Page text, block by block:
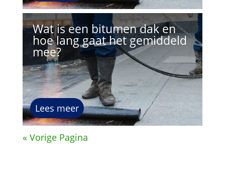
Wat is een bitumen dak en
hoe lang gaat het gemiddeld
mee?
Lees meer
« Vorige Pagina